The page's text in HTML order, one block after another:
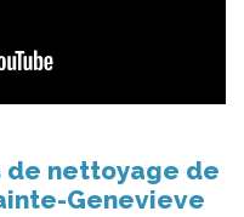
de nettoyage de
Genevieve